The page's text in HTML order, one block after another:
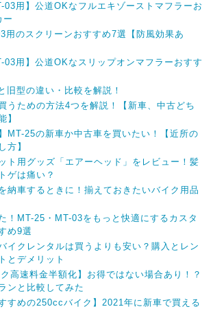
03用】公道OKなフルエキゾーストマフラーお
ー
用のスクリーンおすすめ7選【防風効果あ
03用】公道OKなスリップオンマフラーおすす
旧型の違い・比較を解説！
うための方法4つを解説！【新車、中古どち
】
MT-25の新車か中古車を買いたい！【近所の
方】
ト用グッズ「エアーヘッド」をレビュー！髪
ゲは痛い？
納車するときに！揃えておきたいバイク用品
！MT-25・MT-03をもっと快適にするカスタ
め9選
イクレンタルは買うよりも安い？購入とレン
とデメリット
高速料金半額化】お得ではない場合あり！？
ンと比較してみた
すめの250ccバイク】2021年に新車で買える